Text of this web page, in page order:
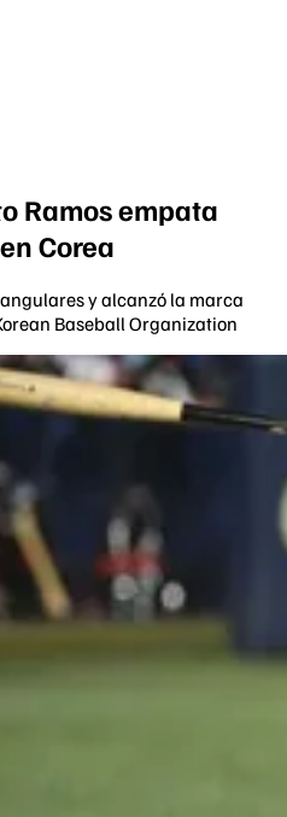
Ramos empata
Corea
y alcanzó la marca
Baseball Organization